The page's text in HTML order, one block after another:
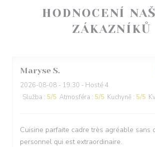
HODNOCENÍ
ZÁKAZNÍKŮ
Maryse S
2026-08-08 - 19:30 - Hosté 4
Služba : 5/5 Atmosféra : 5/5 Kuchyně : 5/5
Cuisine parfaite cadre très agréable sans
personnel qui est extraordinaire.